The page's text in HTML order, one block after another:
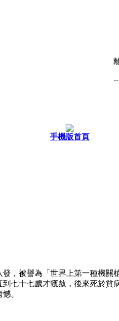
手機版首頁
，被譽為「世界上第一種機關
七十七歲才獲赦，後來死於貧
。